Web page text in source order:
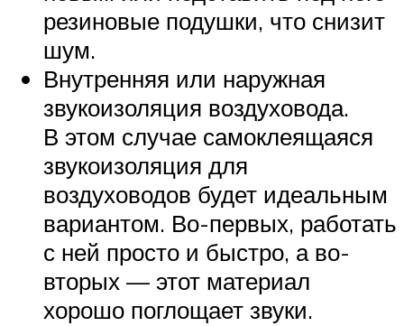
резиновые подушки, что снизит
шум.
Внутренняя или наружная
звукоизоляция воздуховода.
В этом случае самоклеящаяся
звукоизоляция для
воздуховодов будет идеальным
вариантом. Во-первых, работать
с ней просто и быстро, а во-
вторых — этот материал
хорошо поглощает звуки.